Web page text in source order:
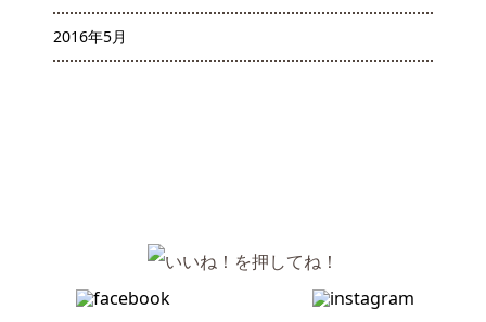
2016年5月